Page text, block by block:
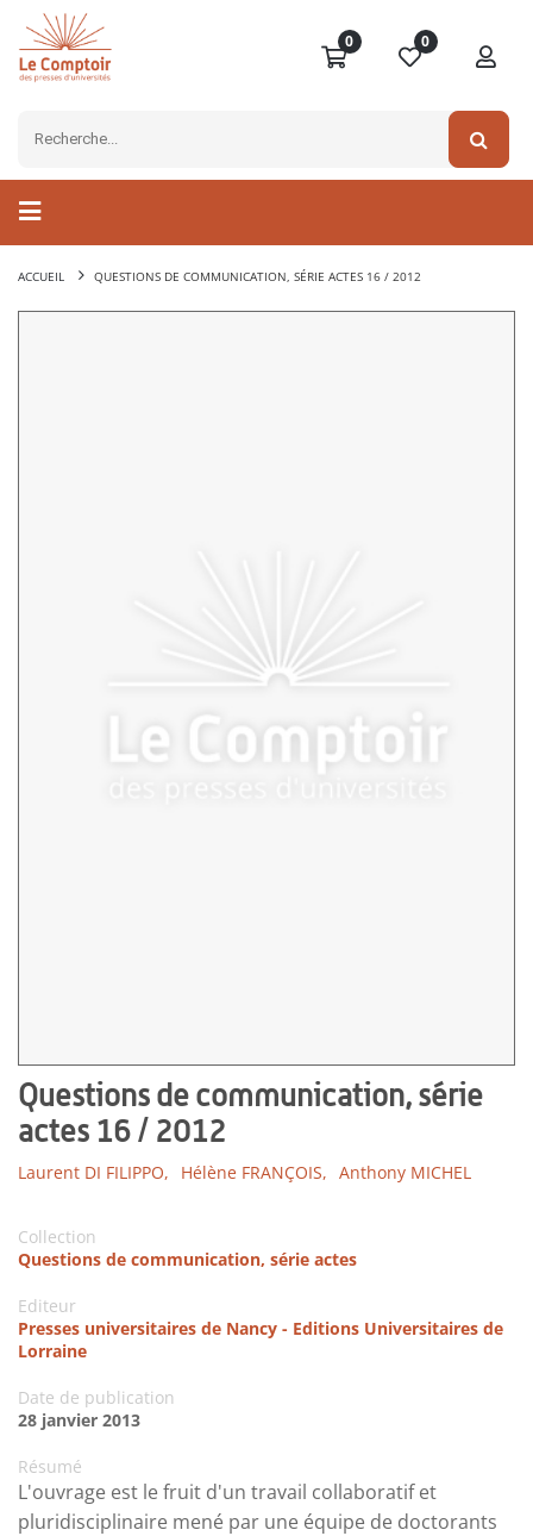
0 0
ACCUEIL QUESTIONS DE COMMUNICATION, SÉRIE ACTES 16 / 2012
Questions de communication, série
actes 16 / 2012
Laurent DI FILIPPO, Hélène FRANÇOIS, Anthony MICHEL
Collection
Questions de communication, série actes
Editeur
Presses universitaires de Nancy - Editions Universitaires de
Lorraine
Date de publication
28 janvier 2013
Résumé
L'ouvrage est le fruit d'un travail collaboratif et
pluridisciplinaire mené par une équipe de doctorants